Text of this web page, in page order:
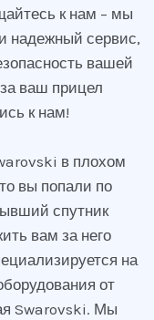
к нам – мы
надежный сервис,
вашей
ваш прицел
к нам!
в плохом
вы попали по
спутник
вам за него
на
от
Swarovski. Мы